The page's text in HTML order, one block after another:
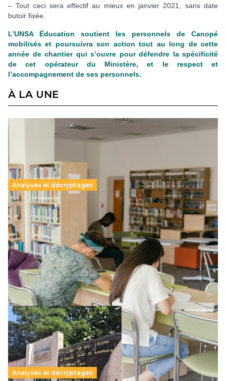
– Tout ceci sera effectif au mieux en janvier 2021, sans date
butoir fixée.
L’UNSA Éducation soutient les personnels de Canopé
mobilisés et poursuivra son action tout au long de cette
année de chantier qui s’ouvre pour défendre la spécificité
de cet opérateur du Ministère, et le respect et
l’accompagnement de ses personnels.
À LA UNE
Analyses et décryptages
Supérieur privé : une dérive qui met à mal la
promesse républicaine
11 juillet 2026-
Le projet de loi sur la régulation de l’enseignement
supérieur privé met en lumière l’amplification d’un système
qui relègue l’acte pédagogique au superfétatoire, voire à…
Lire la suite →
Analyses et décryptages